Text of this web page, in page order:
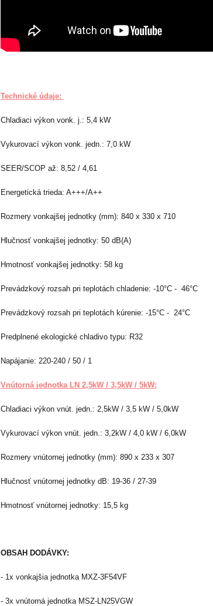
Technické údaje:
Chladiaci výkon vonk. j.: 5,4 kW
Vykurovací výkon vonk. jedn.: 7,0 kW
SEER/SCOP až: 8,52 / 4,61
Energetická trieda: A+++/A++
Rozmery vonkajšej jednotky (mm): 840 x 330 x 710
Hlučnosť vonkajšej jednotky: 50 dB(A)
Hmotnosť vonkajšej jednotky: 58 kg
Prevádzkový rozsah pri teplotách chladenie: -10°C - 46°C
Prevádzkový rozsah pri teplotách kúrenie: -15°C - 24°C
Predplnené ekologické chladivo typu: R32
Napájanie: 220-240 / 50 / 1
Vnútorná jednotka LN 2,5kW / 3,5kW / 5kW:
Chladiaci výkon vnút. jedn.: 2,5kW / 3,5 kW / 5,0kW
Vykurovací výkon vnút. jedn.: 3,2kW / 4,0 kW / 6,0kW
Rozmery vnútornej jednotky (mm): 890 x 233 x 307
Hlučnosť vnútornej jednotky dB: 19-36 / 27-39
Hmotnosť vnútornej jednotky: 15,5 kg
OBSAH DODÁVKY:
- 1x vonkajšia jednotka MXZ-3F54VF
- 3x vnútorná jednotka MSZ-LN25VGW